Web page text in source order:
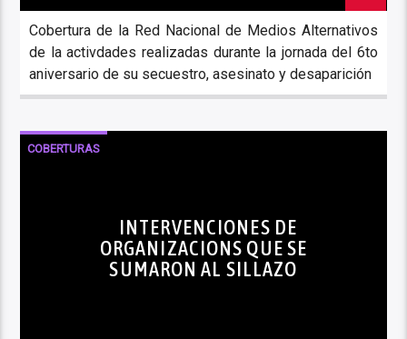
Cobertura de la Red Nacional de Medios Alternativos
de la activdades realizadas durante la jornada del 6to
aniversario de su secuestro, asesinato y desaparición
COBERTURAS
INTERVENCIONES DE
ORGANIZACIONS QUE SE
SUMARON AL SILLAZO